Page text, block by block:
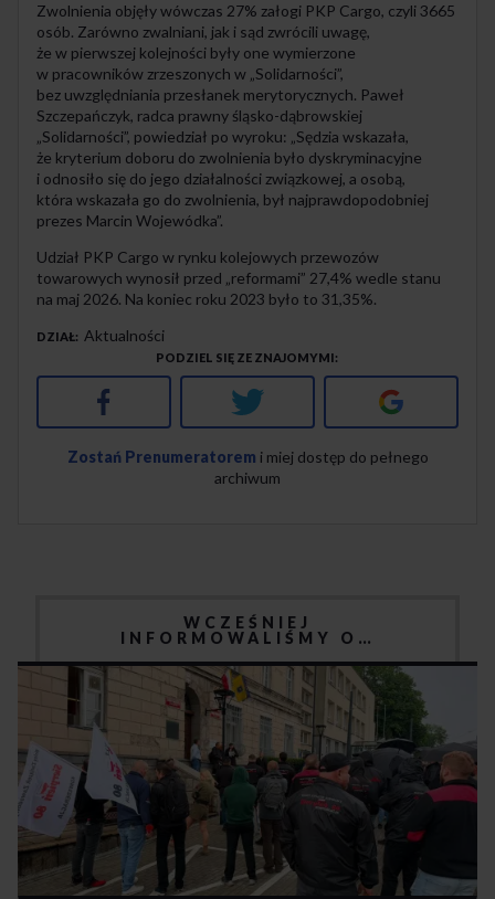
Zwolnienia objęły wówczas 27% załogi PKP Cargo, czyli 3665
osób. Zarówno zwalniani, jak i sąd zwrócili uwagę,
że w pierwszej kolejności były one wymierzone
w pracowników zrzeszonych w „Solidarności”,
bez uwzględniania przesłanek merytorycznych. Paweł
Szczepańczyk, radca prawny śląsko-dąbrowskiej
„Solidarności”, powiedział po wyroku: „Sędzia wskazała,
że kryterium doboru do zwolnienia było dyskryminacyjne
i odnosiło się do jego działalności związkowej, a osobą,
która wskazała go do zwolnienia, był najprawdopodobniej
prezes Marcin Wojewódka”.
Udział PKP Cargo w rynku kolejowych przewozów
towarowych wynosił przed „reformami” 27,4% wedle stanu
na maj 2026. Na koniec roku 2023 było to 31,35%.
DZIAŁ Aktualności
PODZIEL SIĘ ZE ZNAJOMYMI
Twitter Google+
Zostań Prenumeratorem i miej dostęp do pełnego
archiwum
WCZEŚNIEJ
INFORMOWALIŚMY O…